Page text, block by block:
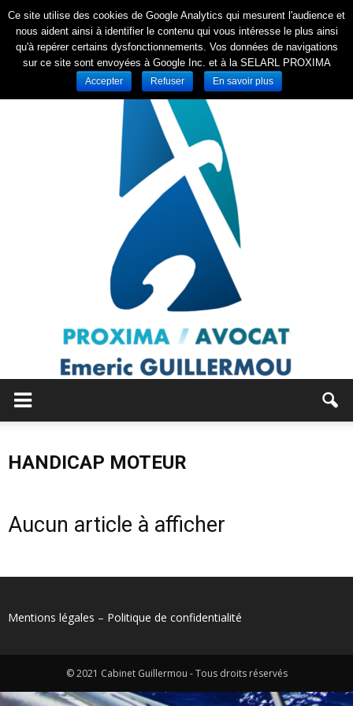
HANDICAP MOTEUR
Aucun article à afficher
Mentions légales – Politique de confidentialité
© 2021 Cabinet Guillermou - Tous droits réservés
Ce site utilise des cookies de Google Analytics qui mesurent l'audience et
nous aident ainsi à identifier le contenu qui vous intéresse le plus ainsi
qu'à repérer certains dysfonctionnements. Vos données de navigations
sur ce site sont envoyées à Google Inc. et à la SELARL PROXIMA
Accepter Refuser En savoir plus